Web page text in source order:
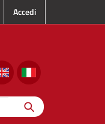
Accedi
Cerca